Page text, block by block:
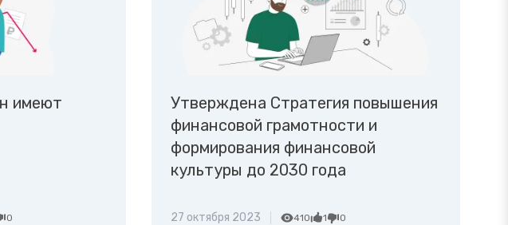
имеют
0
Утверждена Стратегия повышения
финансовой грамотности и
формирования финансовой
культуры до 2030 года
27 октября 2023 410 1 0